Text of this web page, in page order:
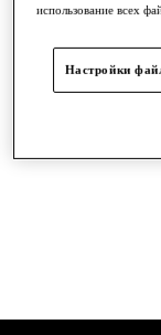
использование всех
Настройки